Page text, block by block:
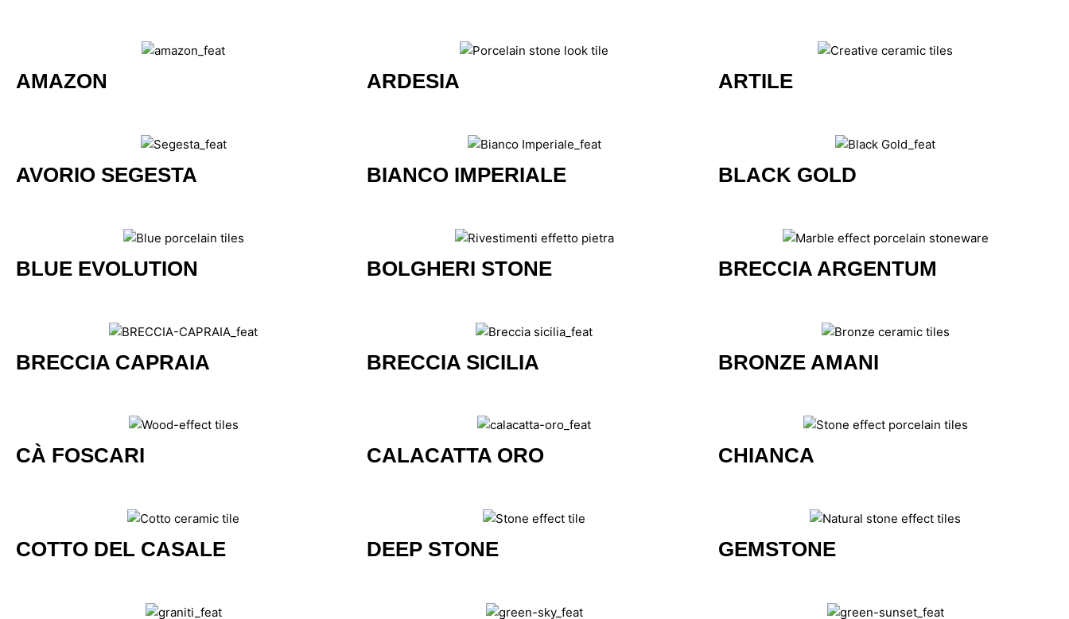
AMAZON ARDESIA ARTILE
AVORIO SEGESTA BIANCO IMPERIALE BLACK GOLD
BLUE EVOLUTION BOLGHERI STONE BRECCIA ARGENTUM
BRECCIA CAPRAIA BRECCIA SICILIA BRONZE AMANI
CÀ FOSCARI CALACATTA ORO CHIANCA
COTTO DEL CASALE DEEP STONE GEMSTONE